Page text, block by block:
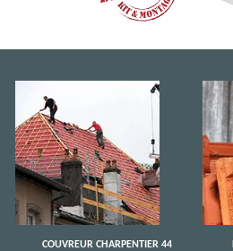
COUVREUR CHARPENTIER 44